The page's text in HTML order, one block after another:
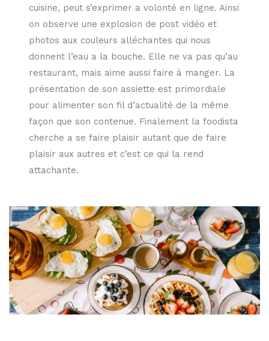
cuisine, peut s’exprimer a volonté en ligne. Ainsi
on observe une explosion de post vidéo et
photos aux couleurs alléchantes qui nous
donnent l’eau a la bouche. Elle ne va pas qu’au
restaurant, mais aime aussi faire à manger. La
présentation de son assiette est primordiale
pour alimenter son fil d’actualité de la même
façon que son contenue. Finalement la foodista
cherche a se faire plaisir autant que de faire
plaisir aux autres et c’est ce qui la rend
attachante.